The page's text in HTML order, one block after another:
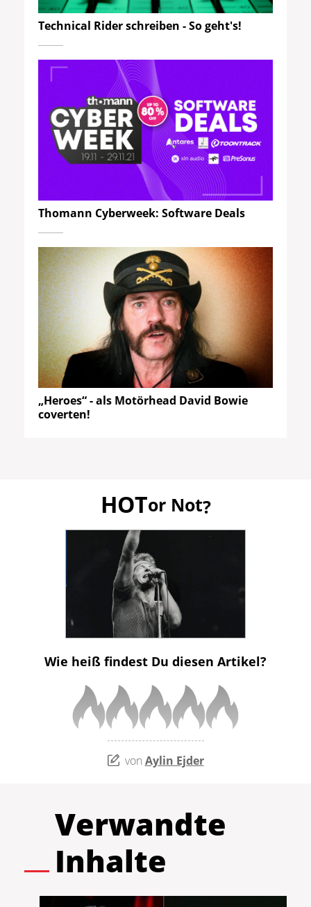
Technical Rider schreiben - So geht's!
Thomann Cyberweek: Software Deals
„Heroes“ - als Motörhead David Bowie
coverten!
HOTor Not?
Wie heiß findest Du diesen Artikel?
von Aylin Ejder
Verwandte
Inhalte